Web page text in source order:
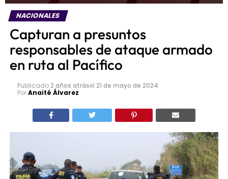
NACIONALES
Capturan a presuntos
responsables de ataque armado
en ruta al Pacífico
Publicado2 años atrásel 21 de mayo de 2024
PorAnaité Álvarez